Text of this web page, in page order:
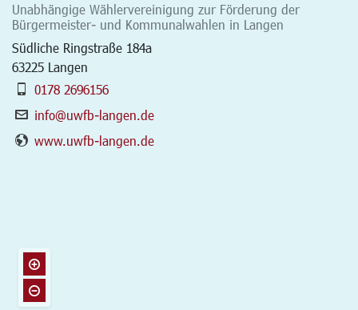
Unabhängige Wählervereinigung zur Förderung der
Bürgermeister- und Kommunalwahlen in Langen
Südliche Ringstraße 184a
63225 Langen
0178 2696156
info@uwfb-langen.de
www.uwfb-langen.de